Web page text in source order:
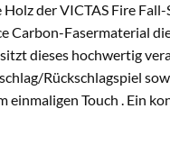
der VICTAS Fire
Carbon-Fasermaterial
dieses hochwertig
Rückschlagspiel
einmaligen Touch . Ein